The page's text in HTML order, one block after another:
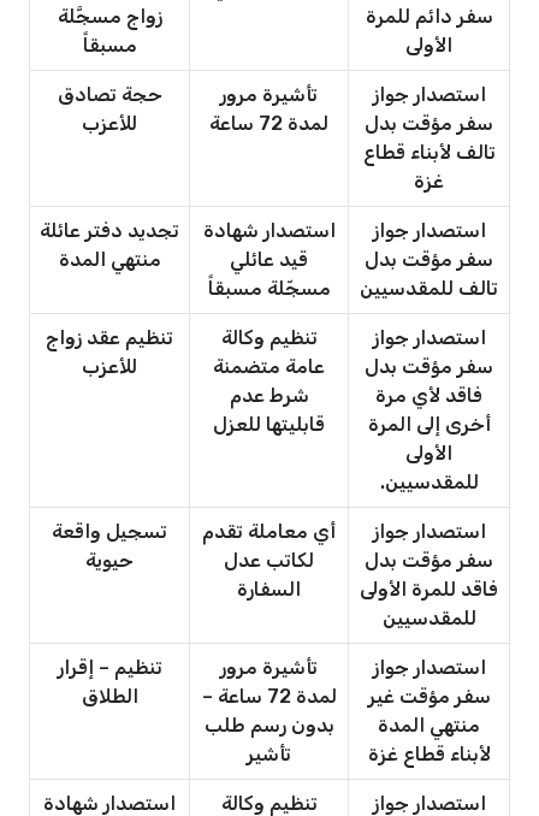
سفر دائم للمرة
الأولى
زواج مسجَّلة
مسبقاً
استصدار جواز
سفر مؤقت بدل
تالف لأبناء قطاع
غزة
تأشيرة مرور
لمدة 72 ساعة
حجة تصادق
للأعزب
استصدار جواز
سفر مؤقت بدل
تالف للمقدسيين
استصدار شهادة
قيد عائلي
مسجّلة مسبقاً
تجديد دفتر عائلة
منتهي المدة
استصدار جواز
سفر مؤقت بدل
فاقد لأي مرة
أخرى إلى المرة
الأولى
للمقدسيين.
تنظيم وكالة
عامة متضمنة
شرط عدم
قابليتها للعزل
تنظيم عقد زواج
للأعزب
استصدار جواز
سفر مؤقت بدل
فاقد للمرة الأولى
للمقدسيين
أي معاملة تقدم
لكاتب عدل
السفارة
تسجيل واقعة
حيوية
استصدار جواز
سفر مؤقت غير
منتهي المدة
لأبناء قطاع غزة
تأشيرة مرور
لمدة 72 ساعة –
بدون رسم طلب
تأشير
تنظيم – إقرار
الطلاق
استصدار جواز
تنظيم وكالة
استصدار شهادة